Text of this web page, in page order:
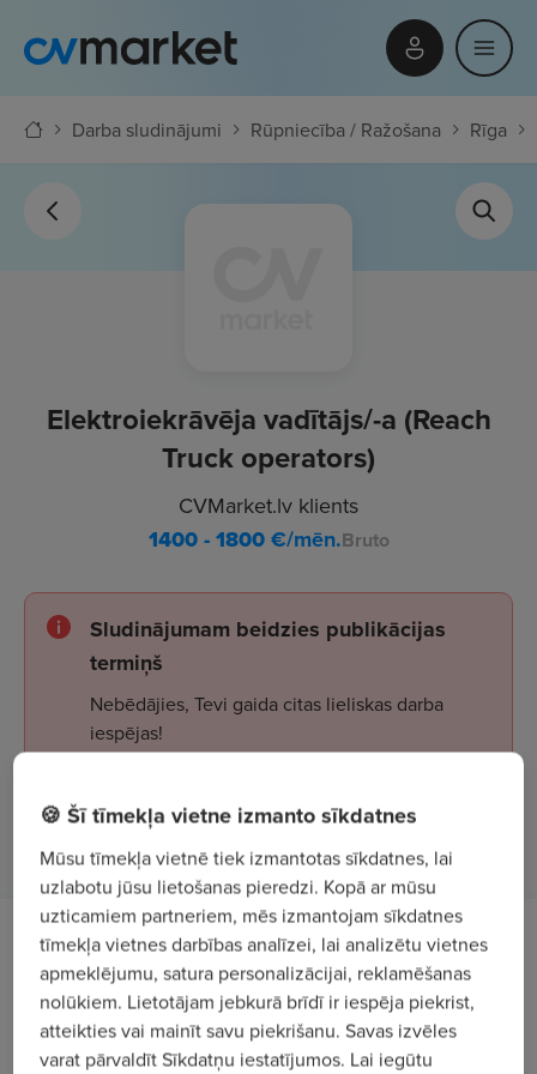
Darba sludinājumi Rūpniecība / Ražošana Rīga
Elektroiekrāvēja vadītājs/-a (Reach
Truck operators)
CVMarket.lv klients
1400 - 1800€/mēn.Bruto
Sludinājumam beidzies publikācijas
termiņš
Nebēdājies, Tevi gaida citas lieliskas darba
iespējas!
Apskatīt sludinājumus
Tev uzticēsim
savlaicīgi un kvalitatīvi transportēt gatavo
produkciju;
🍪 Šī tīmekļa vietne izmanto sīkdatnes
Mūsu tīmekļa vietnē tiek izmantotas sīkdatnes, lai
uzlabotu jūsu lietošanas pieredzi. Kopā ar mūsu
uzticamiem partneriem, mēs izmantojam sīkdatnes
tīmekļa vietnes darbības analīzei, lai analizētu vietnes
apmeklējumu, satura personalizācijai, reklamēšanas
nolūkiem. Lietotājam jebkurā brīdī ir iespēja piekrist,
atteikties vai mainīt savu piekrišanu. Savas izvēles
varat pārvaldīt Sīkdatņu iestatījumos. Lai iegūtu